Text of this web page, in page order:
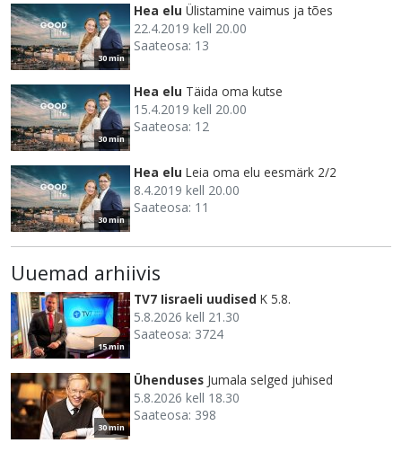
30 min
Hea elu Ülistamine vaimus ja tões
22.4.2019 kell 20.00
Saateosa: 13
30 min
Hea elu Täida oma kutse
15.4.2019 kell 20.00
Saateosa: 12
30 min
Hea elu Leia oma elu eesmärk 2/2
8.4.2019 kell 20.00
Saateosa: 11
Uuemad arhiivis
15 min
TV7 Iisraeli uudised K 5.8.
5.8.2026 kell 21.30
Saateosa: 3724
30 min
Ühenduses Jumala selged juhised
5.8.2026 kell 18.30
Saateosa: 398